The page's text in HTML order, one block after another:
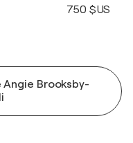
750 $US
Brooksby-